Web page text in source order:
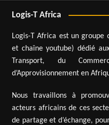
Logis-T Africa
Logis-T Africa est un groupe
et chaîne youtube) dédié
Transport, du
d’Approvisionnement en
Nous travaillons à
acteurs africains de ces
de partage et d’échange,